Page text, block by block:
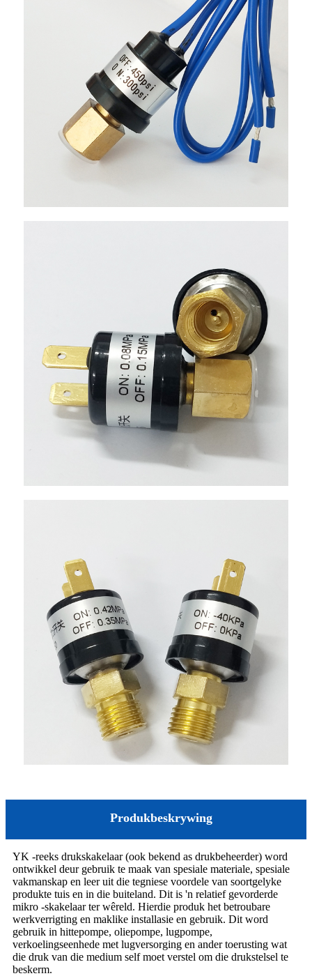
Produkbeskrywing
YK -reeks drukskakelaar (ook bekend as drukbeheerder) word
ontwikkel deur gebruik te maak van spesiale materiale, spesiale
vakmanskap en leer uit die tegniese voordele van soortgelyke
produkte tuis en in die buiteland. Dit is 'n relatief gevorderde
mikro -skakelaar ter wêreld. Hierdie produk het betroubare
werkverrigting en maklike installasie en gebruik. Dit word
gebruik in hittepompe, oliepompe, lugpompe,
verkoelingseenhede met lugversorging en ander toerusting wat
die druk van die medium self moet verstel om die drukstelsel te
beskerm.